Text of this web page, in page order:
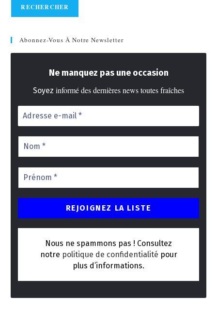
RECHERCHER
Abonnez-Vous À Notre Newsletter
Ne manquez pas une occasion
Soyez informé des dernières news toutes fraîches
Nous ne spammons pas ! Consultez
notre politique de confidentialité pour
plus d’informations.